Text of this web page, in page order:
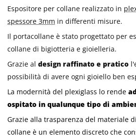
Espositore per collane realizzato in
spessore 3mm in differenti misure.
Il portacollane è stato progettato per
collane di bigiotteria e gioielleria.
Grazie al design raffinato e pratico
possibilità di avere ogni gioiello ben
La modernità del plexiglass lo rende
ospitato in qualunque tipo di
Grazie alla trasparenza del materiale
collane è un elemento discreto che